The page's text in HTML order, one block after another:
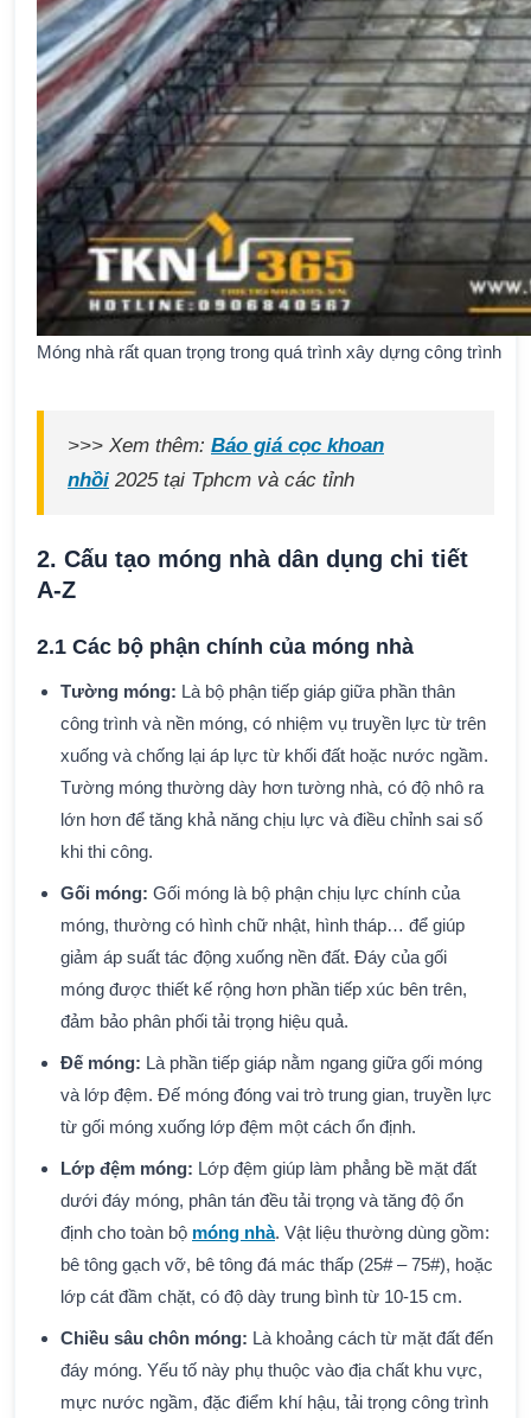
Móng nhà rất quan trọng trong quá trình xây dựng công trình
>>> Xem thêm: Báo giá cọc khoan
nhồi 2025 tại Tphcm và các tỉnh
2. Cấu tạo móng nhà dân dụng chi tiết
A-Z
2.1 Các bộ phận chính của móng nhà
Tường móng: Là bộ phận tiếp giáp giữa phần thân
công trình và nền móng, có nhiệm vụ truyền lực từ trên
xuống và chống lại áp lực từ khối đất hoặc nước ngầm.
Tường móng thường dày hơn tường nhà, có độ nhô ra
lớn hơn để tăng khả năng chịu lực và điều chỉnh sai số
khi thi công.
Gối móng: Gối móng là bộ phận chịu lực chính của
móng, thường có hình chữ nhật, hình tháp… để giúp
giảm áp suất tác động xuống nền đất. Đáy của gối
móng được thiết kế rộng hơn phần tiếp xúc bên trên,
đảm bảo phân phối tải trọng hiệu quả.
Đế móng: Là phần tiếp giáp nằm ngang giữa gối móng
và lớp đệm. Đế móng đóng vai trò trung gian, truyền lực
từ gối móng xuống lớp đệm một cách ổn định.
Lớp đệm móng: Lớp đệm giúp làm phẳng bề mặt đất
dưới đáy móng, phân tán đều tải trọng và tăng độ ổn
định cho toàn bộ móng nhà. Vật liệu thường dùng gồm:
bê tông gạch vỡ, bê tông đá mác thấp (25# – 75#), hoặc
lớp cát đầm chặt, có độ dày trung bình từ 10-15 cm.
Chiều sâu chôn móng: Là khoảng cách từ mặt đất đến
đáy móng. Yếu tố này phụ thuộc vào địa chất khu vực,
mực nước ngầm, đặc điểm khí hậu, tải trọng công trình